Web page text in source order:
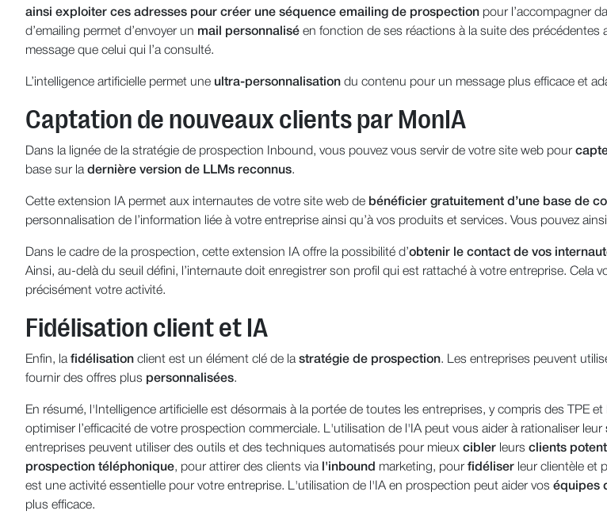
ainsi exploiter ces adresses pour créer une séquence emailing de prospection pour l’accompagner
d’emailing permet d’envoyer un mail personnalisé en fonction de ses réactions à la suite des précédentes
message que celui qui l’a consulté.
L’intelligence artificielle permet une ultra-personnalisation du contenu pour un message plus efficace et
Captation de nouveaux clients par MonIA
Dans la lignée de la stratégie de prospection Inbound, vous pouvez vous servir de votre site web pour
base sur la dernière version de LLMs reconnus.
Cette extension IA permet aux internautes de votre site web de bénéficier gratuitement d’une base de
personnalisation de l’information liée à votre entreprise ainsi qu’à vos produits et services. Vous pouvez ainsi
Dans le cadre de la prospection, cette extension IA offre la possibilité d’obtenir le contact de vos
Ainsi, au-delà du seuil défini, l’internaute doit enregistrer son profil qui est rattaché à votre entreprise. Cela
précisément votre activité.
Fidélisation client et IA
Enfin, la fidélisation client est un élément clé de la stratégie de prospection. Les entreprises peuvent
fournir des offres plus personnalisées.
En résumé, l'Intelligence artificielle est désormais à la portée de toutes les entreprises, y compris des TPE
optimiser l’efficacité de votre prospection commerciale. L'utilisation de l'IA peut vous aider à rationaliser leur
entreprises peuvent utiliser des outils et des techniques automatisés pour mieux cibler leurs clients
prospection téléphonique, pour attirer des clients via l'inbound marketing, pour fidéliser leur clientèle et
est une activité essentielle pour votre entreprise. L'utilisation de l'IA en prospection peut aider vos équipes
plus efficace.